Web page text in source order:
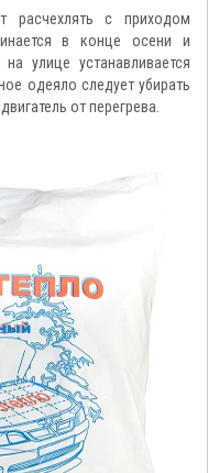
расчехлять с приходом
в конце осени и
улице устанавливается
одеяло следует убирать
от перегрева.